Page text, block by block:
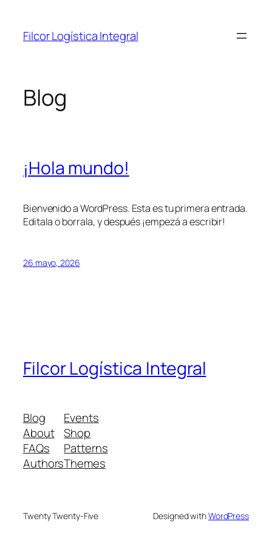
contenido
Filcor Logística Integral
Blog
¡Hola mundo!
Bienvenido a WordPress. Esta es tu primera entrada.
Editala o borrala, y después ¡empezá a escribir!
26 mayo, 2026
Filcor Logística Integral
Blog
About
FAQs
Authors
Events
Shop
Patterns
Themes
Twenty Twenty-Five Designed withWordPress